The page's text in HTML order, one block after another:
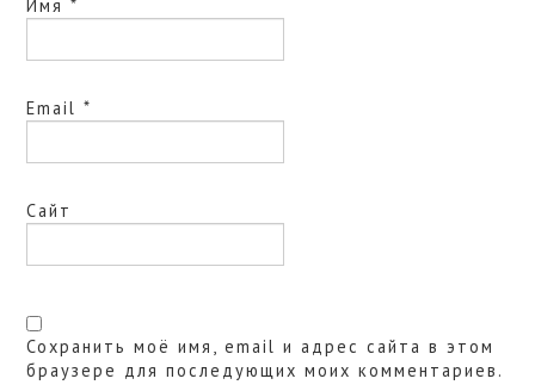
Имя*
Email*
Сайт
Сохранить моё имя, email и адрес сайта в этом
браузере для последующих моих комментариев.